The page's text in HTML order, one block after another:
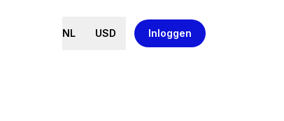
NL USD Inloggen